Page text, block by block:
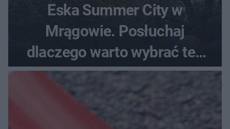
Eska Summer City w
Mrągowie. Posłuchaj
dlaczego warto wybrać ten
kierunek na urlop!